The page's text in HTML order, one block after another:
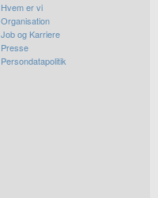
Hvem er vi
Organisation
Job og Karriere
Presse
Persondatapolitik